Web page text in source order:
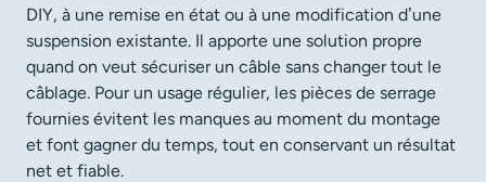
DIY, à une remise en état ou à une modification d’une
suspension existante. Il apporte une solution propre
quand on veut sécuriser un câble sans changer tout le
câblage. Pour un usage régulier, les pièces de serrage
fournies évitent les manques au moment du montage
et font gagner du temps, tout en conservant un résultat
net et fiable.